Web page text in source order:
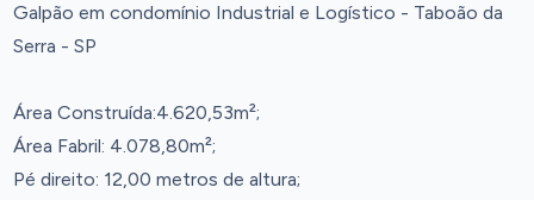
Galpão em condomínio Industrial e Logístico - Taboão da
Serra - SP
Área Construída:4.620,53m²;
Área Fabril: 4.078,80m²;
Pé direito: 12,00 metros de altura;